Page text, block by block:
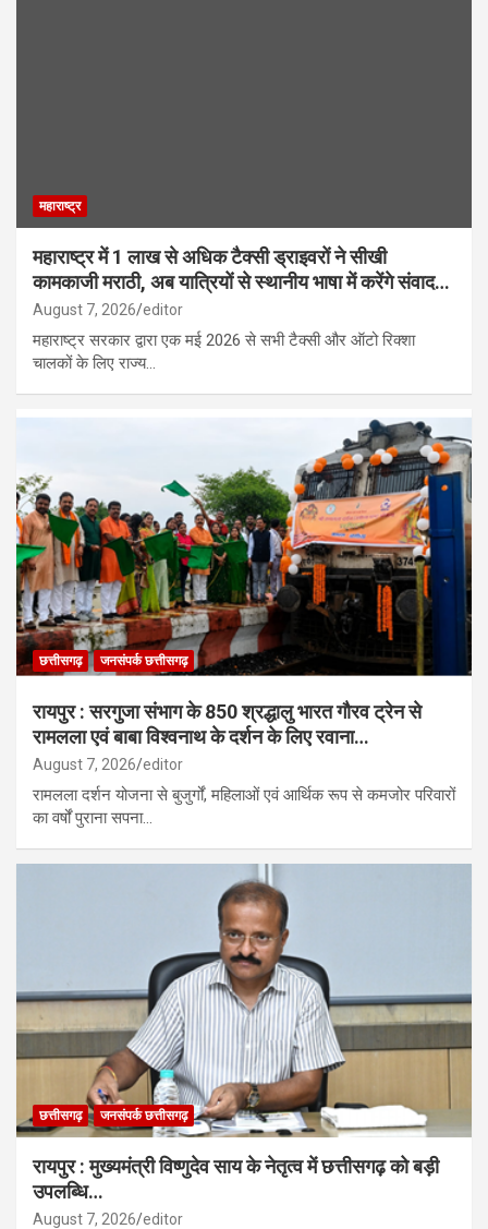
महाराष्ट्र
महाराष्ट्र में 1 लाख से अधिक टैक्सी ड्राइवरों ने सीखी
कामकाजी मराठी, अब यात्रियों से स्थानीय भाषा में करेंगे संवाद…
August 7, 2026 editor
महाराष्ट्र सरकार द्वारा एक मई 2026 से सभी टैक्सी और ऑटो रिक्शा
चालकों के लिए राज्य…
छत्तीसगढ़ जनसंपर्क छत्तीसगढ़
रायपुर : सरगुजा संभाग के 850 श्रद्धालु भारत गौरव ट्रेन से
रामलला एवं बाबा विश्वनाथ के दर्शन के लिए रवाना…
August 7, 2026 editor
रामलला दर्शन योजना से बुजुर्गों, महिलाओं एवं आर्थिक रूप से कमजोर परिवारों
का वर्षों पुराना सपना…
छत्तीसगढ़ जनसंपर्क छत्तीसगढ़
रायपुर : मुख्यमंत्री विष्णुदेव साय के नेतृत्व में छत्तीसगढ़ को बड़ी
उपलब्धि…
August 7, 2026 editor